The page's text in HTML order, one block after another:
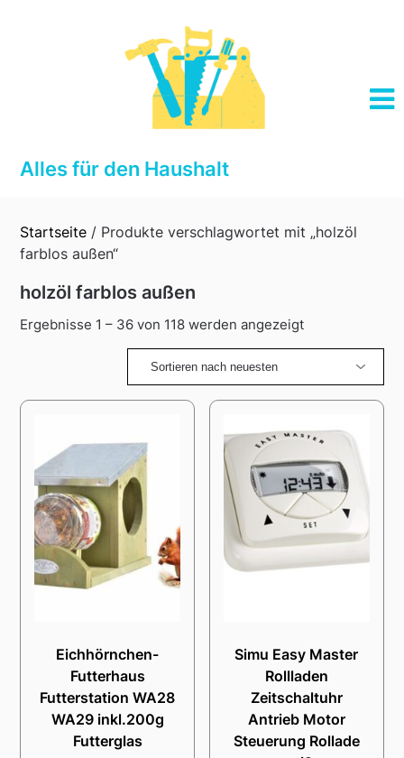
Alles für den Haushalt
Startseite / Produkte verschlagwortet mit „holzöl
farblos außen“
holzöl farblos außen
Ergebnisse 1 – 36 von 118 werden angezeigtSorted
Eichhörnchen-
Futterhaus
Futterstation WA28
WA29 inkl.200g
Futterglas
Simu Easy Master
Rollladen
Zeitschaltuhr
Antrieb Motor
Steuerung Rollade